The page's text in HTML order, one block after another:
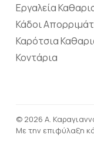
Εργαλεία
Κάδοι
Καρότσια
Κοντάρια
© 2026 Α.
Με την επιφύλαξη